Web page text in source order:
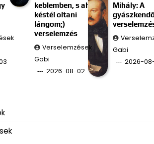
keblemben, s ah
késtél oltani
lángom;)
verselemzés
Verselemzések
Gabi
2026-08-02
Mihály: A
Gabi
2026-